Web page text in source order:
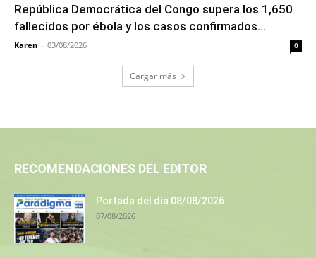
República Democrática del Congo supera los 1,650
fallecidos por ébola y los casos confirmados...
Karen - 03/08/2026 0
Cargar más
RECOMENDACIONES DEL EDITOR
Portada del día 08/08/2026
07/08/2026